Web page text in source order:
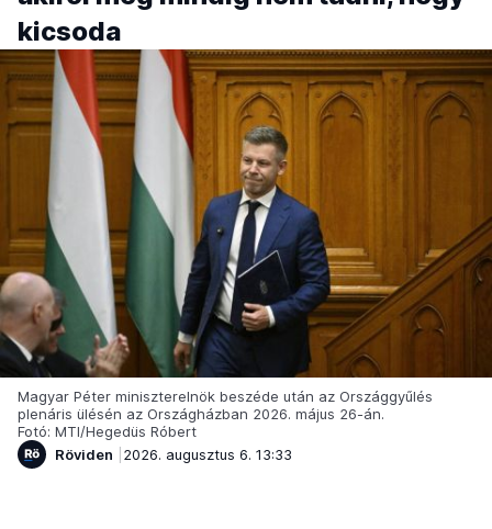
kicsoda
Magyar Péter miniszterelnök beszéde után az Országgyűlés
plenáris ülésén az Országházban 2026. május 26-án.
Fotó: MTI/Hegedüs Róbert
Röviden
2026. augusztus 6. 13:33